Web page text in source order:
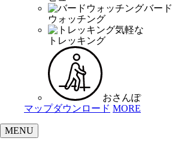
バード
ウォッチング
気軽な
トレッキング
おさんぽ
マップダウンロード MORE
MENU